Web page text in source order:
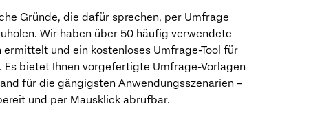
Gründe, die dafür sprechen, per Umfrage
Wir haben über 50 häufig verwendete
und ein kostenloses Umfrage-Tool für
Es bietet Ihnen vorgefertigte Umfrage-Vorlagen
für die gängigsten Anwendungsszenarien –
und per Mausklick abrufbar.